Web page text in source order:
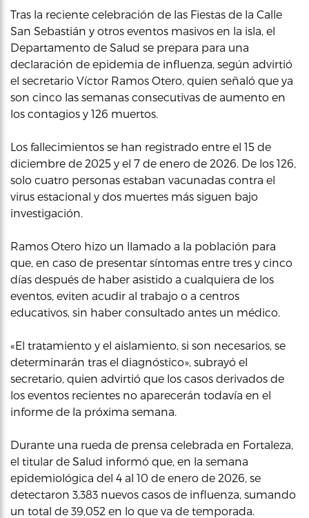
Tras la reciente celebración de las Fiestas de la Calle
San Sebastián y otros eventos masivos en la isla, el
Departamento de Salud se prepara para una
declaración de epidemia de influenza, según advirtió
el secretario Víctor Ramos Otero, quien señaló que ya
son cinco las semanas consecutivas de aumento en
los contagios y 126 muertos.
Los fallecimientos se han registrado entre el 15 de
diciembre de 2025 y el 7 de enero de 2026. De los 126,
solo cuatro personas estaban vacunadas contra el
virus estacional y dos muertes más siguen bajo
investigación.
Ramos Otero hizo un llamado a la población para
que, en caso de presentar síntomas entre tres y cinco
días después de haber asistido a cualquiera de los
eventos, eviten acudir al trabajo o a centros
educativos, sin haber consultado antes un médico.
«El tratamiento y el aislamiento, si son necesarios, se
determinarán tras el diagnóstico», subrayó el
secretario, quien advirtió que los casos derivados de
los eventos recientes no aparecerán todavía en el
informe de la próxima semana.
Durante una rueda de prensa celebrada en Fortaleza,
el titular de Salud informó que, en la semana
epidemiológica del 4 al 10 de enero de 2026, se
detectaron 3,383 nuevos casos de influenza, sumando
un total de 39,052 en lo que va de temporada.